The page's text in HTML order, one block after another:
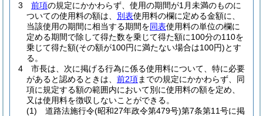
3
前項の規定にかかわらず、使用の期間が1月未満のものに
ついての使用料の額は、 別表使用料の欄に定める金額に、
当該使用の期間に相当する期間を同表使用料の単位の欄に
定める期間で除して得た数を乗じて得た額に100分の110を
乗じて得た額(その額が100円に満たない場合は100円)とす
る。
4
市長は、次に掲げる行為に係る使用料について、特に必要
があると認めるときは、 前2項までの規定にかかわらず、同
項に規定する額の範囲内において別に使用料の額を定め、
又は使用料を徴収しないことができる。
(1)
道路法施行令(昭和27年政令第479号)第7条第11号に掲